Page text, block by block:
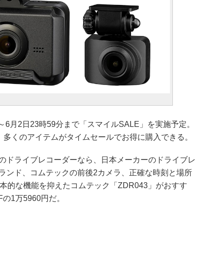
月2日23時59分まで「スマイルSALE」を実施予定。
くのアイテムがタイムセールでお得に購入できる。
ドライブレコーダーなら、日本メーカーのドライブレ
ンド、コムテックの前後2カメラ、正確な時刻と場所
的な機能を抑えたコムテック「ZDR043」がおすす
1万5960円だ。